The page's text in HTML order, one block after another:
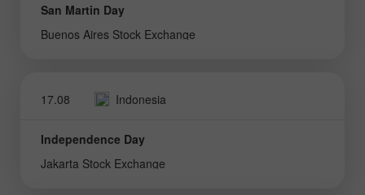
San Martin Day
Buenos Aires Stock Exchange
17.08 Indonesia
Independence Day
Jakarta Stock Exchange